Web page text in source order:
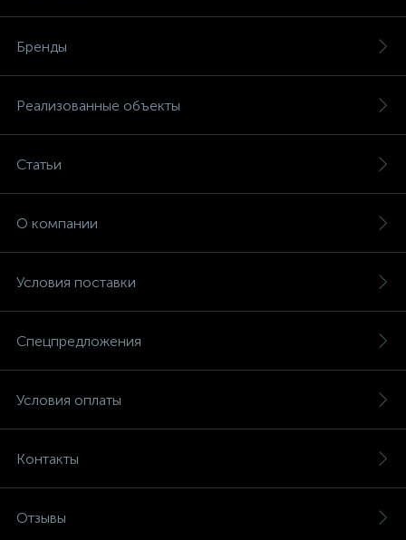
Бренды
Реализованные объекты
Статьи
О компании
Условия поставки
Спецпредложения
Условия оплаты
Контакты
Отзывы